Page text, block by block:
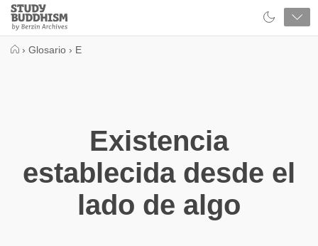
Close
Study
Buddhism
› Glosario › E
Existencia
establecida desde el
lado de algo